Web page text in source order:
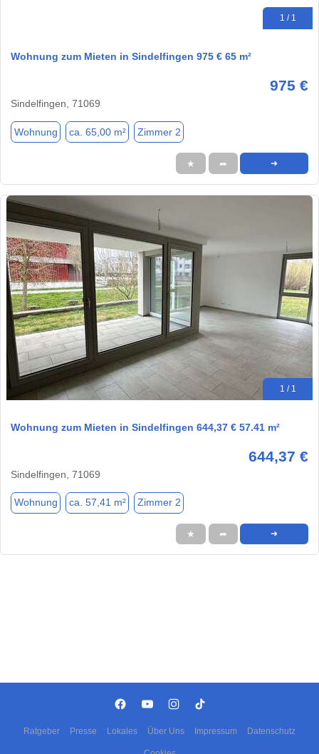
1 / 1
Wohnung zum Mieten in Sindelfingen 975 € 65 m²
975 €
Sindelfingen, 71069
Wohnung ca. 65,00 m² Zimmer 2
★ ➦ ➜
1 / 1
Wohnung zum Mieten in Sindelfingen 644,37 € 57.41 m²
644,37 €
Sindelfingen, 71069
Wohnung ca. 57,41 m² Zimmer 2
★ ➦ ➜
Ratgeber Presse Lokales Über Uns Impressum Datenschutz